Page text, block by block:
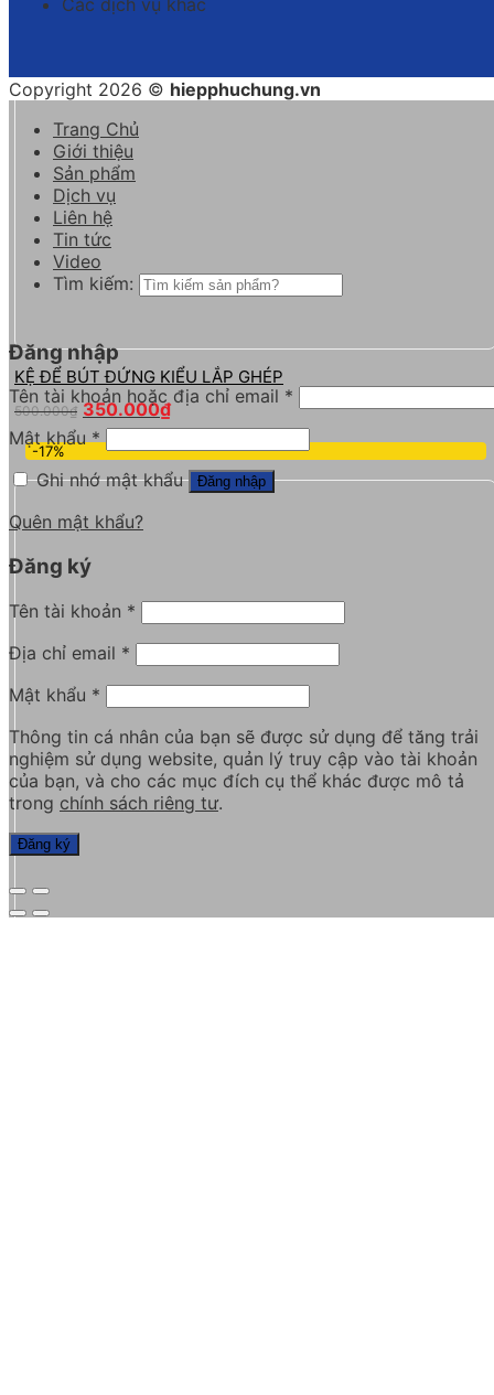
KỆ ĐỂ BÚT ĐỨNG KIỂU LẮP GHÉP
500.000₫ 350.000₫
-17%
Các dịch vụ khác
Copyright 2026 © hiepphuchung.vn
Trang Chủ
Giới thiệu
Sản phẩm
Dịch vụ
Liên hệ
Tin tức
Video
Tìm kiếm:
Đăng nhập
Tên tài khoản hoặc địa chỉ email *
Mật khẩu*
Ghi nhớ mật khẩu
Đăng nhập
Quên mật khẩu?
Đăng ký
Tên tài khoản *
Địa chỉ email *
Mật khẩu *
Thông tin cá nhân của bạn sẽ được sử dụng để tăng trải
nghiệm sử dụng website, quản lý truy cập vào tài khoản
của bạn, và cho các mục đích cụ thể khác được mô tả
trong chính sách riêng tư.
Đăng ký